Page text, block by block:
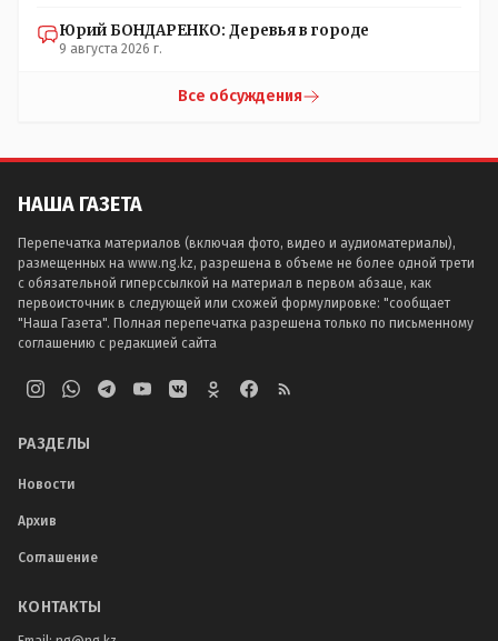
Юрий БОНДАРЕНКО: Деревья в городе
9 августа 2026 г.
Все обсуждения
НАША ГАЗЕТА
Перепечатка материалов (включая фото, видео и аудиоматериалы),
размещенных на www.ng.kz, разрешена в объеме не более одной трети
с обязательной гиперссылкой на материал в первом абзаце, как
первоисточник в следующей или схожей формулировке: "сообщает
"Наша Газета". Полная перепечатка разрешена только по письменному
соглашению с редакцией сайта
РАЗДЕЛЫ
Новости
Архив
Соглашение
КОНТАКТЫ